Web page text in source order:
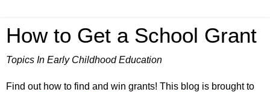
How to Get a School Grant
Topics In Early Childhood Education
Find out how to find and win grants! This blog is brought to